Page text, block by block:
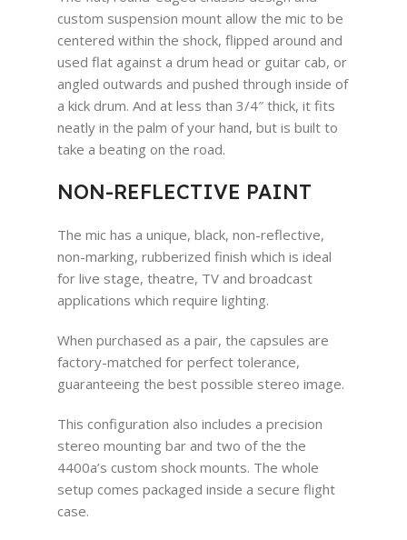
custom suspension mount allow the mic to be
centered within the shock, flipped around and
used flat against a drum head or guitar cab, or
angled outwards and pushed through inside of
a kick drum. And at less than 3/4″ thick, it fits
neatly in the palm of your hand, but is built to
take a beating on the road.
NON-REFLECTIVE PAINT
The mic has a unique, black, non-reflective,
non-marking, rubberized finish which is ideal
for live stage, theatre, TV and broadcast
applications which require lighting.
When purchased as a pair, the capsules are
factory-matched for perfect tolerance,
guaranteeing the best possible stereo image.
This configuration also includes a precision
stereo mounting bar and two of the the
4400a’s custom shock mounts. The whole
setup comes packaged inside a secure flight
case.